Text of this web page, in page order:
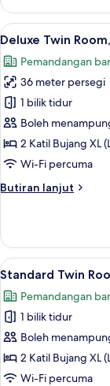
Twin
Room,
Non
(Plus)
Lihat
semua
foto
untuk
Deluxe
Twin
Room,
Non
Smoking
(Plus,
8
Deluxe Twin
Pemandangan
36 meter persegi
1 bilik tidur
Boleh
2 Katil Bujang XL
Wi-Fi percuma
Butiran lanjut
Butiran
Twin
Room,
Non
(Plus,
Triple)
Lihat
semua
foto
untuk
Standard
Twin
Room,
7
Standard Twin
Pemandangan
1 bilik tidur
Boleh
2 Katil Bujang XL
Wi-Fi percuma